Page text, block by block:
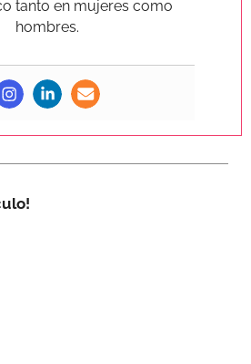
tanto en mujeres como
hombres.